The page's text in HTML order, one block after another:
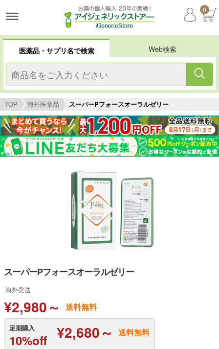
0
医薬品・サプリ名で検索 Web検索
TOP 海外医薬品 スーパーPフォースオーラルゼリー
スーパーPフォースオーラルゼリー
海外発送
¥2,980～ 送料無料
定期購入
10%off ¥2,680～ 送料無料